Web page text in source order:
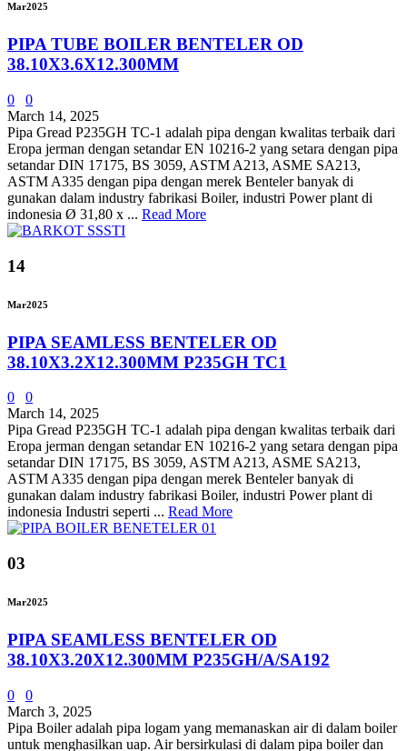
Mar2025
PIPA TUBE BOILER BENTELER OD
38.10X3.6X12.300MM
0
0
March 14, 2025
Pipa Gread P235GH TC-1 adalah pipa dengan kwalitas terbaik dari
Eropa jerman dengan setandar EN 10216-2 yang setara dengan pipa
setandar DIN 17175, BS 3059, ASTM A213, ASME SA213,
ASTM A335 dengan pipa dengan merek Benteler banyak di
gunakan dalam industry fabrikasi Boiler, industri Power plant di
indonesia Ø 31,80 x ... Read More
14
Mar2025
PIPA SEAMLESS BENTELER OD
38.10X3.2X12.300MM P235GH TC1
0
0
March 14, 2025
Pipa Gread P235GH TC-1 adalah pipa dengan kwalitas terbaik dari
Eropa jerman dengan setandar EN 10216-2 yang setara dengan pipa
setandar DIN 17175, BS 3059, ASTM A213, ASME SA213,
ASTM A335 dengan pipa dengan merek Benteler banyak di
gunakan dalam industry fabrikasi Boiler, industri Power plant di
indonesia Industri seperti ... Read More
03
Mar2025
PIPA SEAMLESS BENTELER OD
38.10X3.20X12.300MM P235GH/A/SA192
0
0
March 3, 2025
Pipa Boiler adalah pipa logam yang memanaskan air di dalam boiler
untuk menghasilkan uap. Air bersirkulasi di dalam pipa boiler dan